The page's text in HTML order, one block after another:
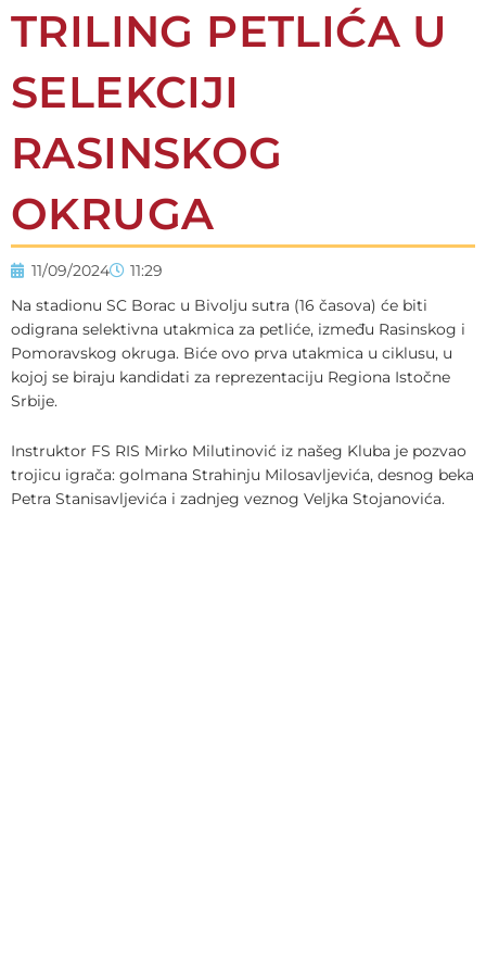
TRILING PETLIĆA U
SELEKCIJI
RASINSKOG
OKRUGA
11/09/2024
11:29
Na stadionu SC Borac u Bivolju sutra (16 časova) će biti
odigrana selektivna utakmica za petliće, između Rasinskog i
Pomoravskog okruga. Biće ovo prva utakmica u ciklusu, u
kojoj se biraju kandidati za reprezentaciju Regiona Istočne
Srbije.
Instruktor FS RIS Mirko Milutinović iz našeg Kluba je pozvao
trojicu igrača: golmana Strahinju Milosavljevića, desnog beka
Petra Stanisavljevića i zadnjeg veznog Veljka Stojanovića.